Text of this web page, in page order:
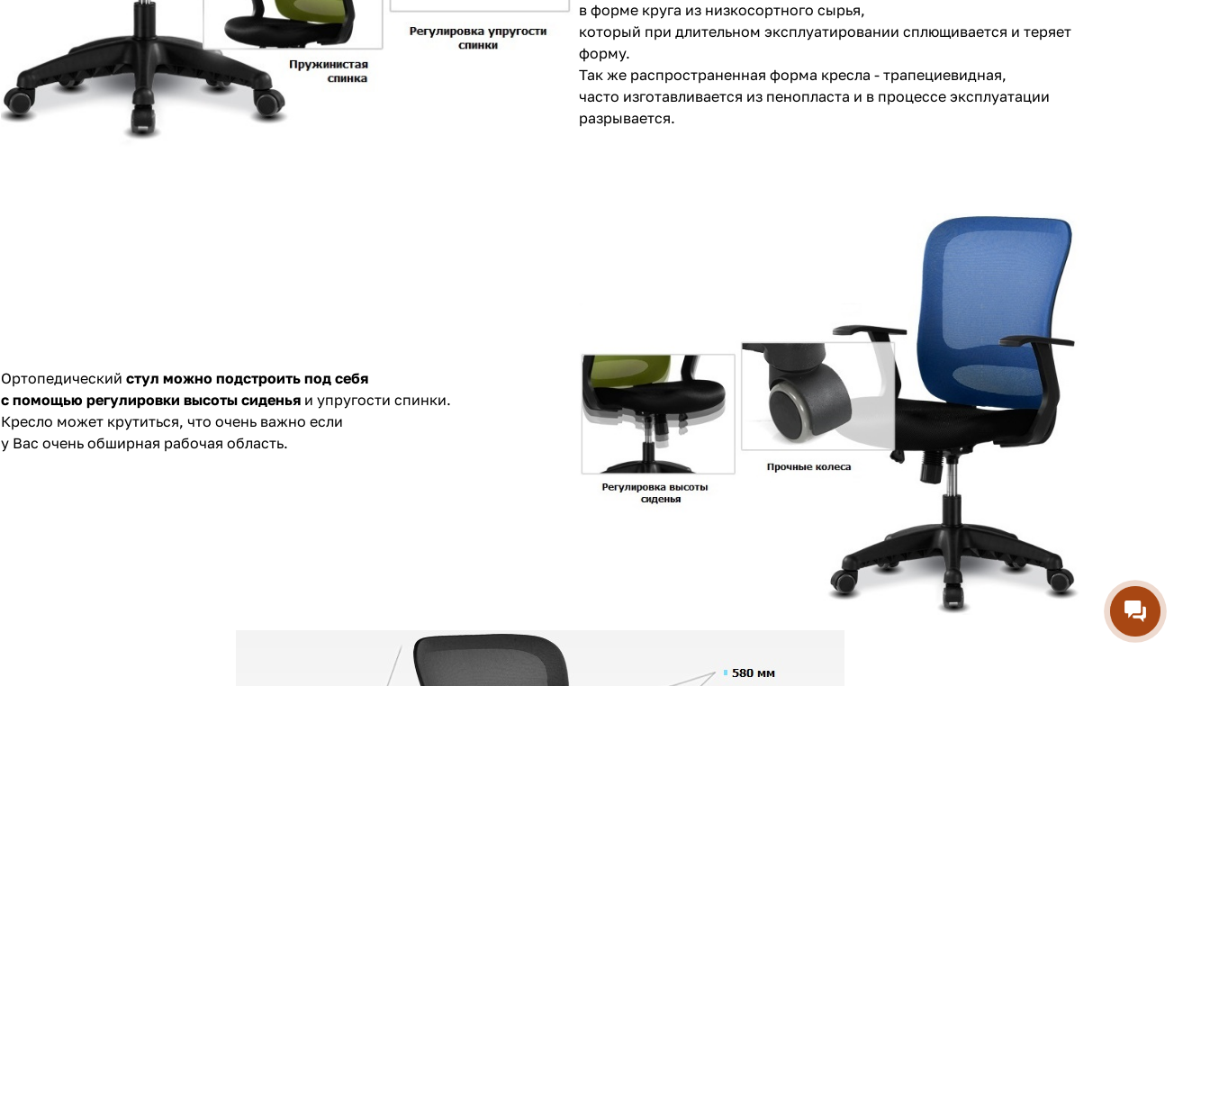
в форме круга из низкосортного сырья,
который при длительном эксплуатировании сплющивается и теряет
форму.
Так же распространенная форма кресла - трапециевидная,
часто изготавливается из пенопласта и в процессе эксплуатации
разрывается.
Ортопедический стул можно подстроить под себя
с помощью регулировки высоты сиденья и упругости спинки.
Кресло может крутиться, что очень важно если
у Вас очень обширная рабочая область.